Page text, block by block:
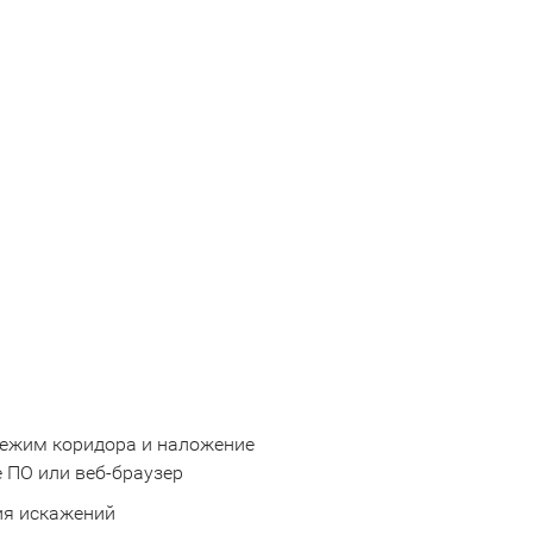
коридора и наложение
ПО или веб-браузер
искажений